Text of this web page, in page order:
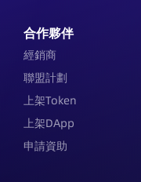
合作夥伴
經銷商
聯盟計劃
上架Token
上架DApp
申請資助